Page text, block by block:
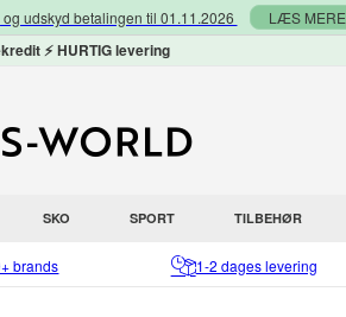
udskyd betalingen til 01.11.2026 LÆS MERE
⚡ HURTIG levering
SKO SPORT TILBEHØR
brands 1-2 dages levering